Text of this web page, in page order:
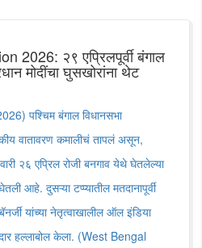
2026: २९ एप्रिलपूर्वी बंगाल
मोदींचा घुसखोरांना थेट
पश्चिम बंगाल विधानसभा
वातावरण कमालीचं तापलं असून,
२६ एप्रिल रोजी बनगाव येथे घेतलेल्या
आहे. दुसऱ्या टप्प्यातील मतदानापूर्वी
यांच्या नेतृत्वाखालील ऑल इंडिया
हल्लाबोल केला. (West Bengal